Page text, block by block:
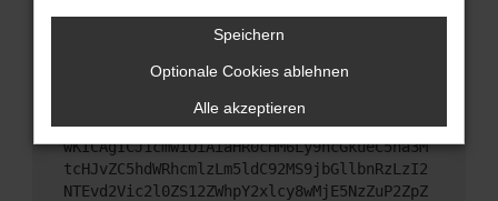
Text schicken, um uns bei der Fehlersuche zu
ewogICJuYW1lIjogIk5ldHdvcmtFcnJvciIsCiAgI
mNvbmZpZyI6IHsKICAgICJtZXRob2QiOiAiR0VUIi
wKICAgICJ1cmwiOiAiaHR0cHM6Ly9hcGkueC5ha3M
tcHJvZC5hdWRhcmlzLm5ldC92MS9jbGllbnRzLzI2
NTEvd2Vic2l0ZS12ZWhpY2xlcy8wMjE5NzZuP2ZpZ
Speichern
Optionale Cookies ablehnen
Alle akzeptieren